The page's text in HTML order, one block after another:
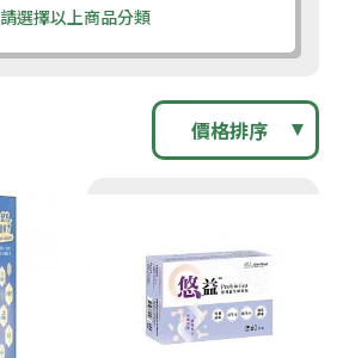
請選擇以上商品分類
價格排序